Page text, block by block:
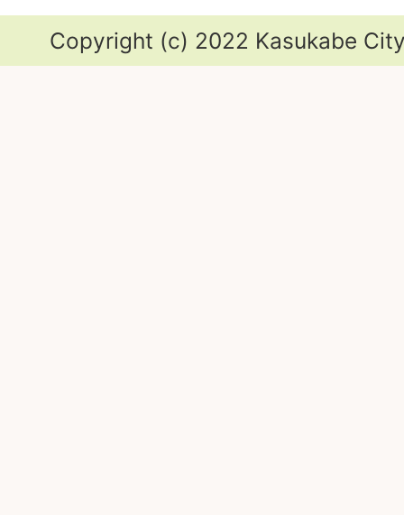
Copyright (c) 2022 Kasukabe